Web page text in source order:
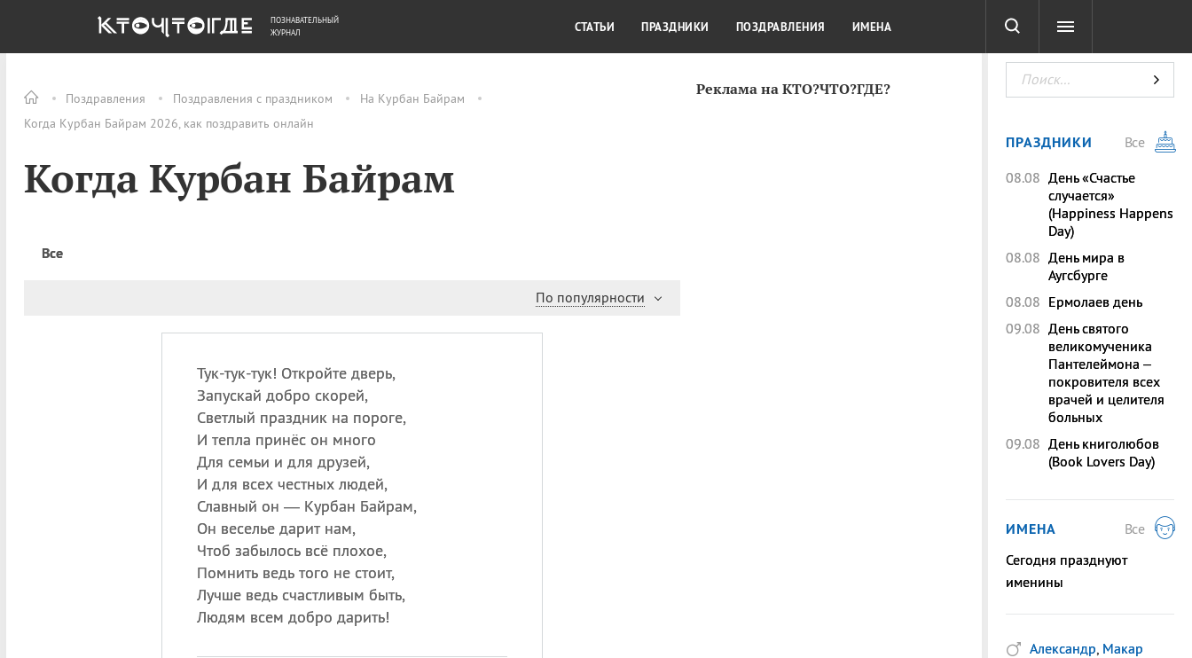
Поздравления Поздравления с праздником
На Курбан Байрам
Когда Курбан Байрам 2026, как поздравить онлайн
Когда Курбан Байрам
Все
По популярности
Тук-тук-тук! Откройте дверь,
Запускай добро скорей,
Светлый праздник на пороге,
И тепла принёс он много
Для семьи и для друзей,
И для всех честных людей,
Славный он — Курбан Байрам,
Он веселье дарит нам,
Чтоб забылось всё плохое,
Помнить ведь того не стоит,
Лучше ведь счастливым быть,
Людям всем добро дарить!
Реклама на КТО?ЧТО?ГДЕ?
ОБЩЕСТВО ДЕНЬГИ КУЛЬТУРА КРАСОТА ТЕСТЫ
ПОЗНАВАТЕЛЬНЫЙ
ЖУРНАЛ
СТАТЬИ ПРАЗДНИКИ ПОЗДРАВЛЕНИЯ ИМЕНА
ПРАЗДНИКИ
Все
08.08 День «Счастье
случается»
(Happiness Happens
Day)
08.08 День мира в
Аугсбурге
08.08 Ермолаев день
09.08 День святого
великомученика
Пантелеймона –
покровителя всех
врачей и целителя
больных
09.08 День книголюбов
(Book Lovers Day)
ИМЕНА
Все
Сегодня празднуют
именины
Александр, Макар